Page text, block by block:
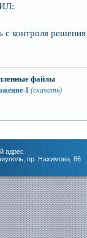
с контроля
файлы
1 (скачать)
адрес
пр. Нахимова, 86